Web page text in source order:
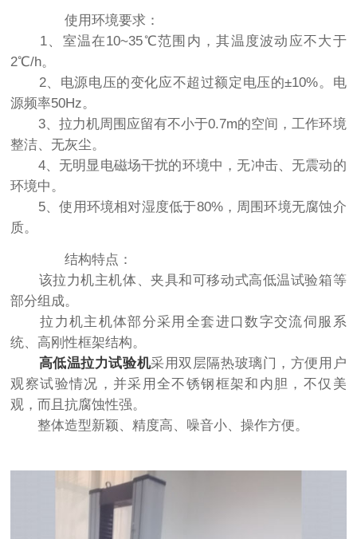
使用环境要求：
1、室温在10~35℃范围内，其温度波动应不大于
2℃/h。
2、电源电压的变化应不超过额定电压的±10%。电
源频率50Hz。
3、拉力机周围应留有不小于0.7m的空间，工作环境
整洁、无灰尘。
4、无明显电磁场干扰的环境中，无冲击、无震动的
环境中。
5、使用环境相对湿度低于80%，周围环境无腐蚀介
质。
结构特点：
该拉力机主机体、夹具和可移动式高低温试验箱等
部分组成。
拉力机主机体部分采用全套进口数字交流伺服系
统、高刚性框架结构。
高低温拉力试验机采用双层隔热玻璃门，方便用户
观察试验情况，并采用全不锈钢框架和内胆，不仅美
观，而且抗腐蚀性强。
整体造型新颖、精度高、噪音小、操作方便。